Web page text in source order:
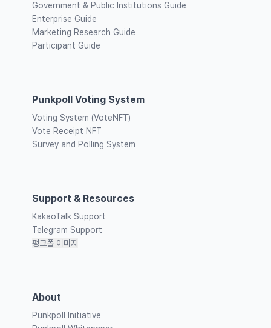
Government & Public Institutions Guide
Enterprise Guide
Marketing Research Guide
Participant Guide
Punkpoll Voting System
Voting System (VoteNFT)
Vote Receipt NFT
Survey and Polling System
Support & Resources
KakaoTalk Support
Telegram Support
펑크폴 이미지
About
Punkpoll Initiative